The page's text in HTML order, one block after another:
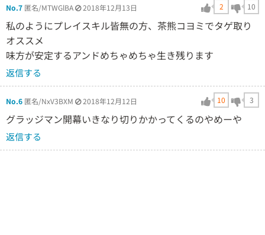
No.7 匿名/MTWGlBA 2018年12月13日 2 10
私のようにプレイスキル皆無の方、茶熊コヨミでタゲ取り
オススメ
味方が安定するアンドめちゃめちゃ生き残ります
返信する
No.6 匿名/NxV3BXM 2018年12月12日 10 3
グラッジマン開幕いきなり切りかかってくるのやめーや
返信する